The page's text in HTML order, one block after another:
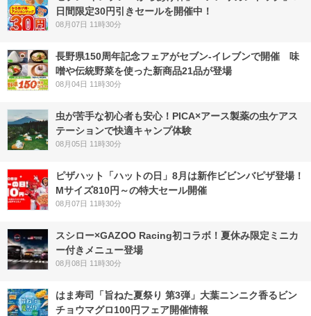
日間限定30円引きセールを開催中！
08月07日 11時30分
長野県150周年記念フェアがセブン-イレブンで開催 味
噌や伝統野菜を使った新商品21品が登場
08月04日 11時30分
虫が苦手な初心者も安心！PICA×アース製薬の虫ケアス
テーションで快適キャンプ体験
08月05日 11時30分
ピザハット「ハットの日」8月は新作ビビンバピザ登場！
Mサイズ810円～の特大セール開催
08月07日 11時30分
スシロー×GAZOO Racing初コラボ！夏休み限定ミニカ
ー付きメニュー登場
08月08日 11時30分
はま寿司「旨ねた夏祭り 第3弾」大葉ニンニク香るビン
チョウマグロ100円フェア開催情報